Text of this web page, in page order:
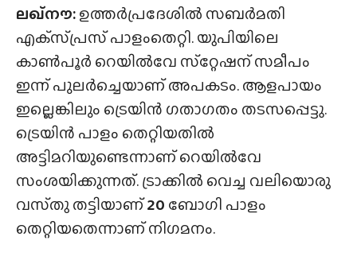
ലഖ്‌നൗ:ഉത്തർപ്രദേശിൽ സബർമതി
എക്‌സ്‌പ്രസ്‌ പാളംതെറ്റി. യുപിയിലെ
കാൺപൂർ റെയിൽവേ സ്‌റ്റേഷന് സമീപം
ഇന്ന് പുലർച്ചെയാണ് അപകടം. ആളപായം
ഇല്ലെങ്കിലും ട്രെയിൻ ഗതാഗതം തടസപ്പെട്ടു.
ട്രെയിൻ പാളം തെറ്റിയതിൽ
അട്ടിമറിയുണ്ടെന്നാണ് റെയിൽവേ
സംശയിക്കുന്നത്. ട്രാക്കിൽ വെച്ച വലിയൊരു
വസ്‌തു തട്ടിയാണ്20 ബോഗി പാളം
തെറ്റിയതെന്നാണ് നിഗമനം.